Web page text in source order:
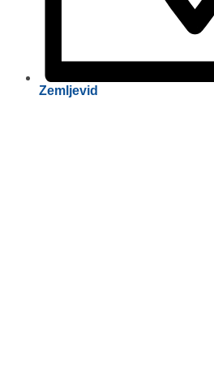
Zemljevid